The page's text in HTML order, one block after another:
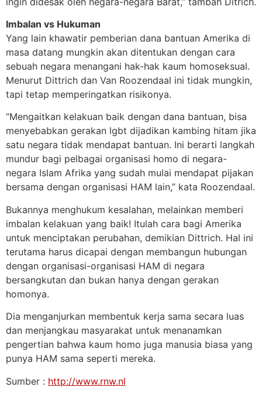
Imbalan vs Hukuman
Yang lain khawatir pemberian dana bantuan Amerika di
masa datang mungkin akan ditentukan dengan cara
sebuah negara menangani hak-hak kaum homoseksual.
Menurut Dittrich dan Van Roozendaal ini tidak mungkin,
tapi tetap memperingatkan risikonya.
“Mengaitkan kelakuan baik dengan dana bantuan, bisa
menyebabkan gerakan lgbt dijadikan kambing hitam jika
satu negara tidak mendapat bantuan. Ini berarti langkah
mundur bagi pelbagai organisasi homo di negara-
negara Islam Afrika yang sudah mulai mendapat pijakan
bersama dengan organisasi HAM lain,” kata Roozendaal.
Bukannya menghukum kesalahan, melainkan memberi
imbalan kelakuan yang baik! Itulah cara bagi Amerika
untuk menciptakan perubahan, demikian Dittrich. Hal ini
terutama harus dicapai dengan membangun hubungan
dengan organisasi-organisasi HAM di negara
bersangkutan dan bukan hanya dengan gerakan
homonya.
Dia menganjurkan membentuk kerja sama secara luas
dan menjangkau masyarakat untuk menanamkan
pengertian bahwa kaum homo juga manusia biasa yang
punya HAM sama seperti mereka.
Sumber : http://www.rnw.nl